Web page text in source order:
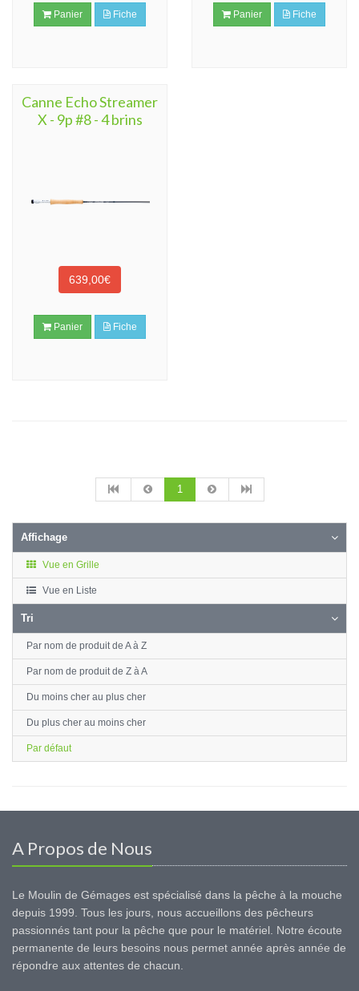
Panier Fiche Panier Fiche
Canne Echo Streamer
X - 9p #8 - 4 brins
639,00€
Panier Fiche
1
Affichage
Vue en Grille
Vue en Liste
Tri
Par nom de produit de A à Z
Par nom de produit de Z à A
Du moins cher au plus cher
Du plus cher au moins cher
Par défaut
A Propos de Nous
Le Moulin de Gémages est spécialisé dans la pêche à la mouche
depuis 1999. Tous les jours, nous accueillons des pêcheurs
passionnés tant pour la pêche que pour le matériel. Notre écoute
permanente de leurs besoins nous permet année après année de
répondre aux attentes de chacun.